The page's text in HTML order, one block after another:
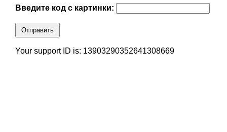
Введите код с картинки:
Отправить
Your support ID is: 13903290352641308669